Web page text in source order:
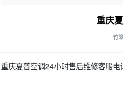
重庆
竹
重庆夏普空调24小时售后维修客服电